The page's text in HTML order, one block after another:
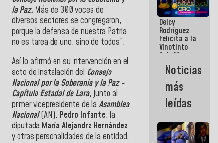
la‎ Paz. Más‎ de‎ 300‎ voces‎ de‎
diversos‎ sectores‎ se‎ congregaron,‎
porque‎ la‎ defensa‎ de‎ nuestra‎ Patria‎
no‎ es‎ tarea‎ de‎ uno,‎ sino‎ de‎ todos”.
Así lo afirmó en su intervención en el
acto de instalación del Consejo‎
Nacional por‎ la‎ Soberanía‎ y‎ la‎ Paz -
Capítulo Estadal de Lara,junto al
primer vicepresidente de la Asamblea
Nacional(AN), Pedro Infante, la
diputada María‎ Alejandra‎ Hernández
y otras personalidades de la entidad.
operaciones
en el
Aeropuerto
Internacional
de
Maiquetía
Delcy
Rodríguez
felicita a la
Vinotinto
Sub 20
campeona
frente
México Sub
23 en los
Centroamericanos
Noticias
más
leídas